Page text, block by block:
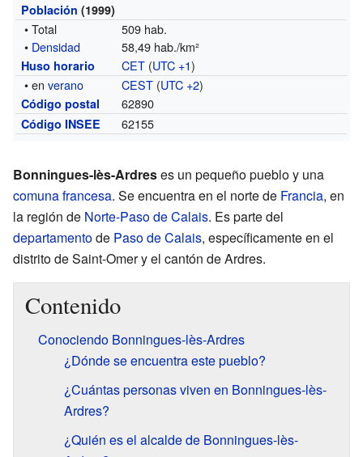
Población (1999)
• Total
509 hab.
• Densidad 58,49 hab./km²
Huso horario CET (UTC +1)
• enverano CEST (UTC +2)
Código postal 62890
Código INSEE 62155
Bonningues-lès-Ardreses un pequeño pueblo y una
comuna francesa. Se encuentra en el norte de Francia, en
la región de Norte-Paso de Calais. Es parte del
departamentode Paso de Calais, específicamente en el
distrito de Saint-Omer y el cantón de Ardres.
Contenido
Conociendo Bonningues-lès-Ardres
¿Dónde se encuentra este pueblo?
¿Cuántas personas viven en Bonningues-lès-
Ardres?
¿Quién es el alcalde de Bonningues-lès-